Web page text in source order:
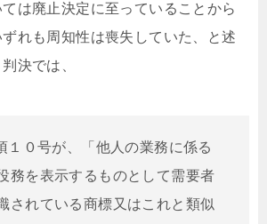
は廃止決定に至っていることから
れも周知性は喪失していた、と述
決では、
１０号が、「他人の業務に係る
務を表示するものとして需要者
されている商標又はこれと類似